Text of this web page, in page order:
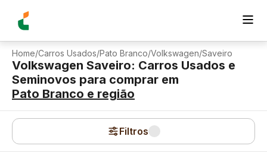
Home/Carros Usados/Pato Branco/Volkswagen/Saveiro
Volkswagen Saveiro: Carros Usados e
Seminovos para comprar em
Pato Branco e região
Filtros